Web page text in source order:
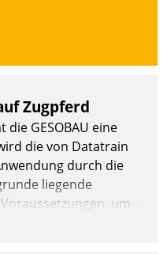
Zugpferd
GESOBAU eine
die von Datatrain
durch die
liegende
um
und weitere